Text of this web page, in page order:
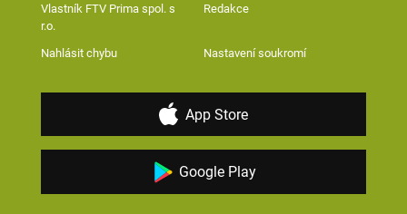
Vlastník FTV Prima spol. s
r.o.
Redakce
Nahlásit chybu Nastavení soukromí
App Store
Google Play